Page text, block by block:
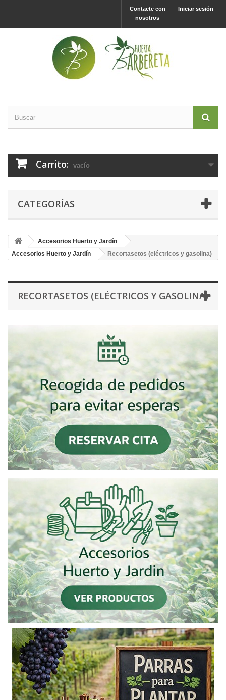
Iniciar sesión
Contacte con
nosotros
Carrito: vacío
CATEGORÍAS
Accesorios Huerto y Jardín
Accesorios Huerto y Jardín
Recortasetos (eléctricos y gasolina)
RECORTASETOS (ELÉCTRICOS Y GASOLINA)